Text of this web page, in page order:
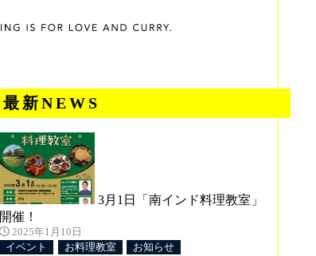
最新NEWS
3月1日「南インド料理教室」
開催！
2025年1月10日
イベント
お料理教室 お知らせ